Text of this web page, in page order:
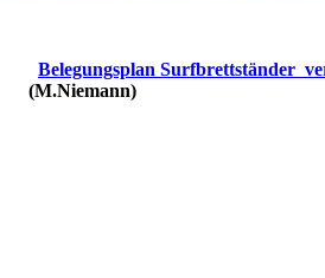
Belegungsplan Surfbrettständer
(M.Niemann)